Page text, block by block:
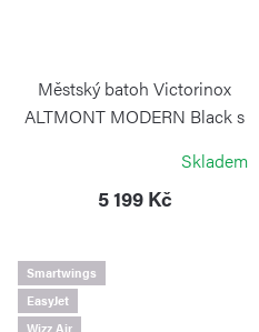
Městský batoh Victorinox
ALTMONT MODERN Black s
Skladem
5 199 Kč
Smartwings
EasyJet
Wizz Air